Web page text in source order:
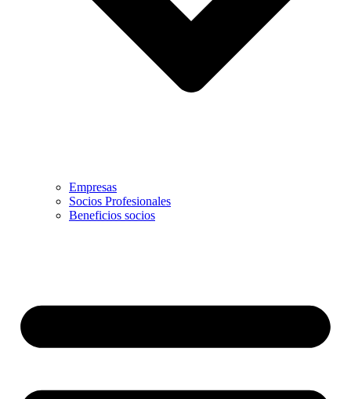
Empresas
Socios Profesionales
Beneficios socios